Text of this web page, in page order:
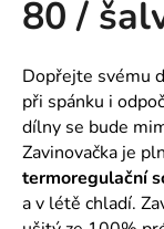
z
hvězdiček.
80 /
Dopřejte svému
při spánku i
dílny se bude
Zavinovačka je
termoregulační
a v létě chladí.
D
p
o
r
u
č
u